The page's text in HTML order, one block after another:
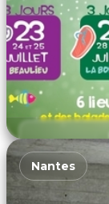
Nantes